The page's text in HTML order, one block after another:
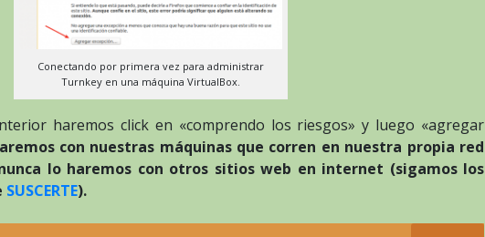
Conectando por primera vez para administrar
Turnkey en una máquina VirtualBox.
haremos click en «comprendo los riesgos» y luego «agregar
con nuestras máquinas que corren en nuestra propia red
lo haremos con otros sitios web en internet (sigamos los
SUSCERTE).